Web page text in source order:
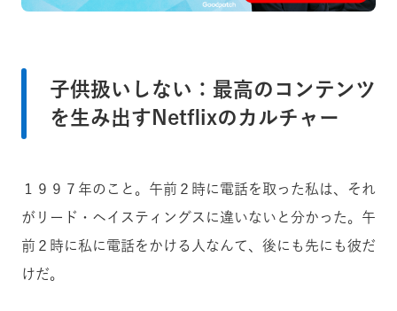
子供扱いしない：最高のコンテンツ
を生み出すNetflixのカルチャー
１９９７年のこと。午前２時に電話を取った私は、それ
がリード・ヘイスティングスに違いないと分かった。午
前２時に私に電話をかける人なんて、後にも先にも彼だ
けだ。